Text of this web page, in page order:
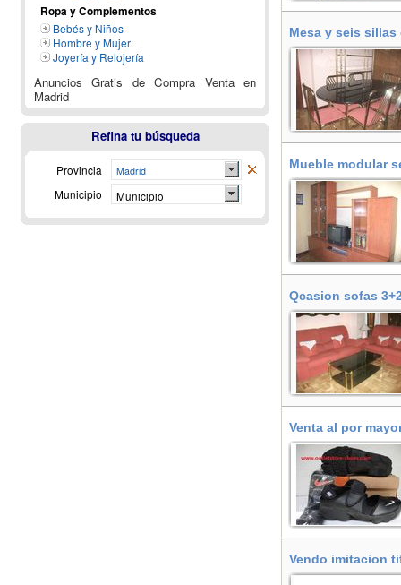
Mesa y seis sillas
Mueble modular
Qcasion sofas
Venta al por
Vendo imitacion
Ropa y Complementos
Bebés y Niños
Hombre y Mujer
Joyería y Relojería
Anuncios Gratis de Compra Venta en
Madrid
Refina tu búsqueda
Provincia Madrid
Municipio Municipio